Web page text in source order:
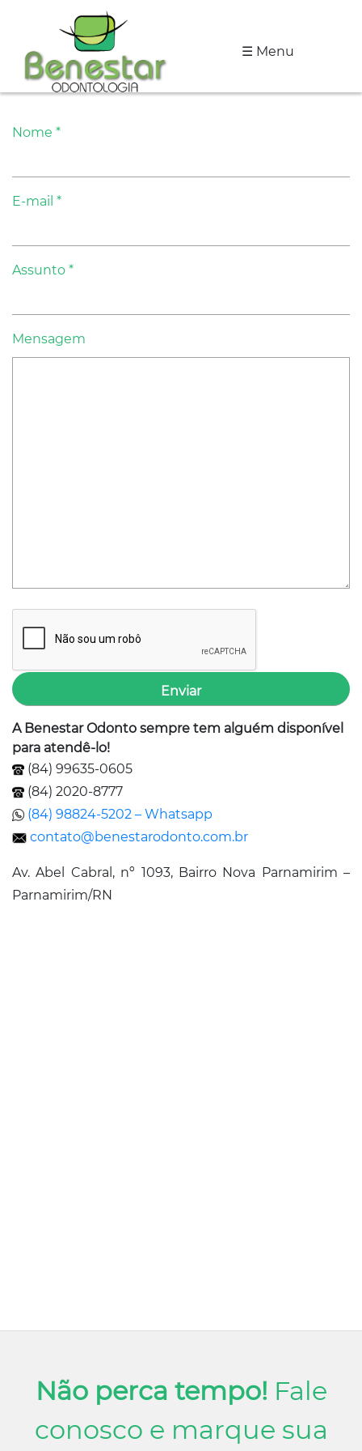
☰ Menu
A
Clínica
Especialidades
Tratamentos
de
Fale
Nome *
E-mail *
Assunto *
Mensagem
A Benestar Odonto sempre tem alguém disponível
para atendê-lo!
(84) 99635-0605
(84) 2020-8777
(84) 98824-5202 – Whatsapp
contato@benestarodonto.com.br
Av. Abel Cabral, nº 1093, Bairro Nova Parnamirim –
Parnamirim/RN
Não perca tempo! Fale
conosco e marque sua